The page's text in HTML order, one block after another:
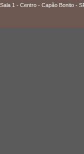
1 - Centro - Capão Bonito -